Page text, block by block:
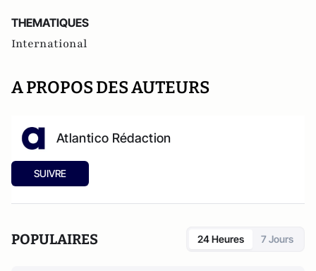
THEMATIQUES
International
A PROPOS DES AUTEURS
Atlantico Rédaction
SUIVRE
POPULAIRES 24 Heures 7 Jours